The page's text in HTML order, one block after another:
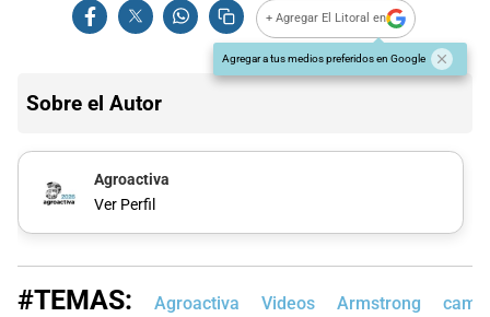
+ Agregar El Litoral en
Agregar a tus medios preferidos en Google
Sobre el Autor
Agroactiva
Ver Perfil
#TEMAS: Agroactiva Videos Armstrong